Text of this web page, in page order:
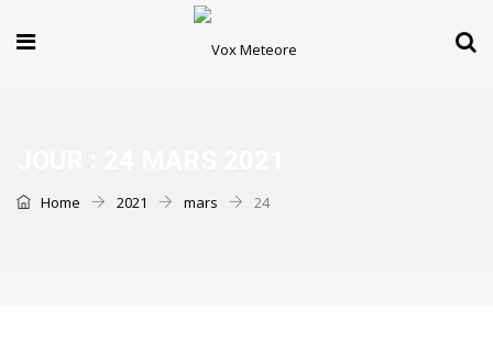
Home 2021 mars 24